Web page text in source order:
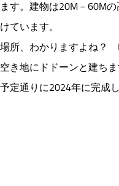
ます。建物は20M－60M
けています。
場所、わかりますよね？
空き地にドドーンと建ちま
予定通りに2024年に完成